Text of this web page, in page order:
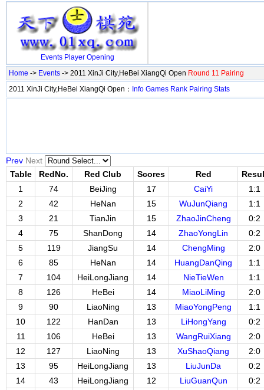
Events Player Opening
Home -> Events -> 2011 XinJi City,HeBei XiangQi Open Round 11 Pairing
2011 XinJi City,HeBei XiangQi Open： Info Games Rank Pairing Stats
Prev Next
Table
RedNo. Red Club Scores Red
1
74 BeiJing 17 CaiYi
1:1
2
42 HeNan 15 WuJunQiang
1:1
3
21 TianJin 15 ZhaoJinCheng
0:2
4
75 ShanDong 14 ZhaoYongLin
0:2
5
119 JiangSu 14 ChengMing
2:0
6
85 HeNan 14 HuangDanQing
1:1
7
104 HeiLongJiang 14 NieTieWen
1:1
8
126 HeBei 14 MiaoLiMing
2:0
9
90 LiaoNing 13 MiaoYongPeng
1:1
10
122 HanDan 13 LiHongYang
0:2
11
106 HeBei 13 WangRuiXiang
2:0
12
127 LiaoNing 13 XuShaoQiang
2:0
13
95 HeiLongJiang 13 LiuJunDa
0:2
14
43 HeiLongJiang 12 LiuGuanQun
0:2